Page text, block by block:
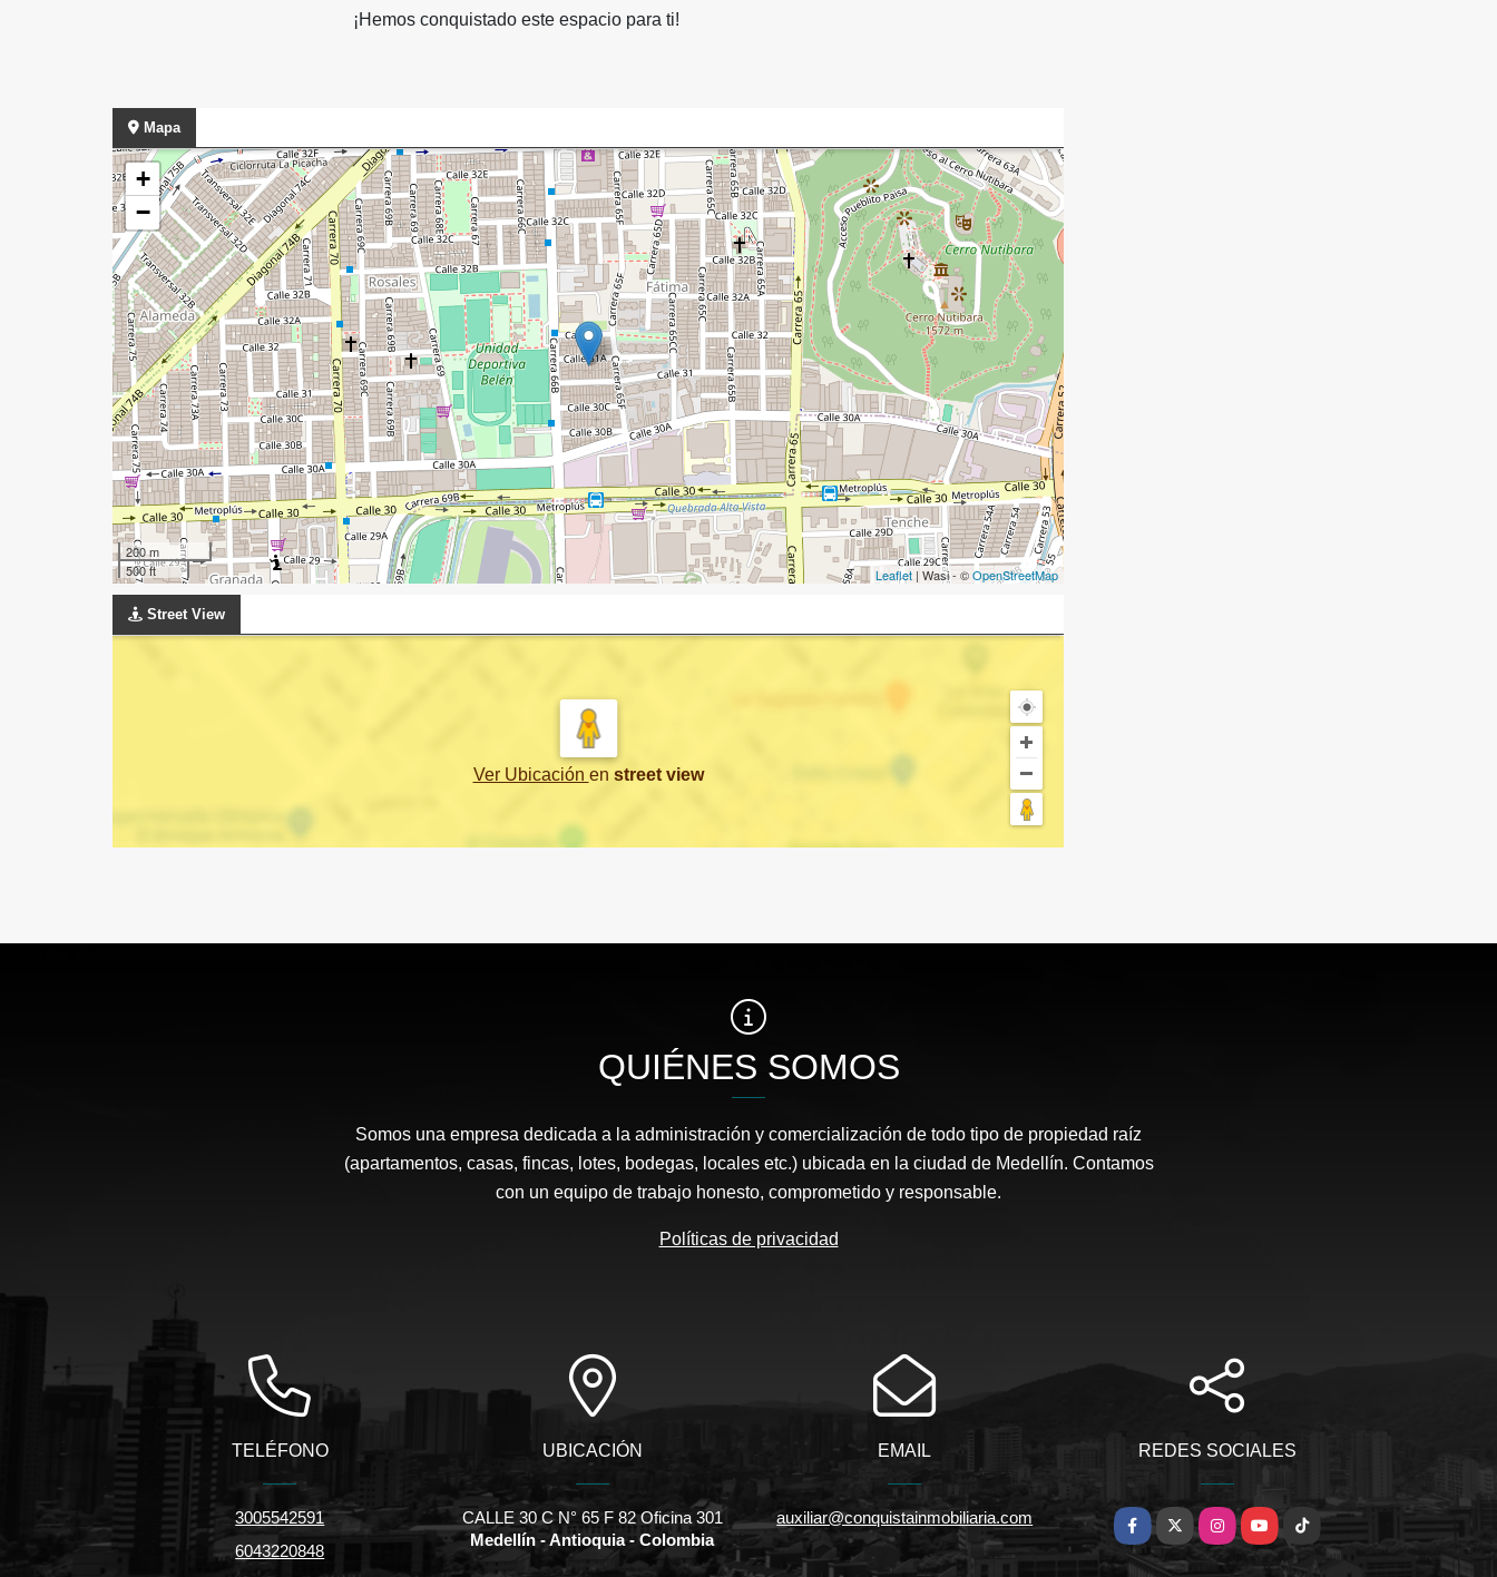
¡Hemos conquistado este espacio para ti!
Mapa
+
−
200 m
500 ft
Leaflet | Wasi - ©OpenStreetMap
Street View
Ver Ubicación en street view
QUIÉNES SOMOS
Somos una empresa dedicada a la administración y comercialización de todo tipo de propiedad raíz
(apartamentos, casas, fincas, lotes, bodegas, locales etc.) ubicada en la ciudad de Medellín. Contamos
con un equipo de trabajo honesto, comprometido y responsable.
Políticas de privacidad
TELÉFONO
3005542591
6043220848
UBICACIÓN
CALLE 30 C N° 65 F 82 Oficina 301
Medellín - Antioquia - Colombia
EMAIL
auxiliar@conquistainmobiliaria.com
REDES SOCIALES
Facebook
X InstagramYouTubeTikTok